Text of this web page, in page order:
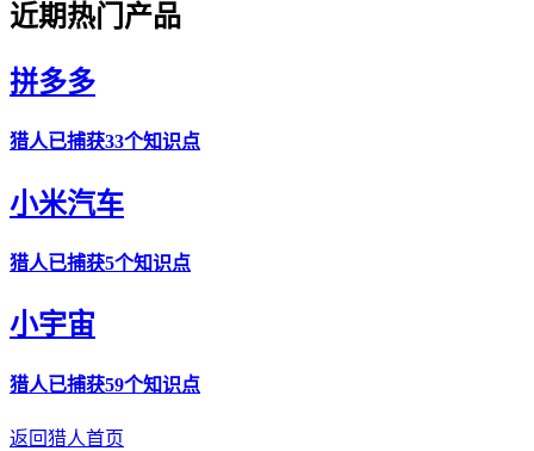
近期热门产品
拼多多
猎人已捕获33个知识点
小米汽车
猎人已捕获5个知识点
小宇宙
猎人已捕获59个知识点
返回猎人首页